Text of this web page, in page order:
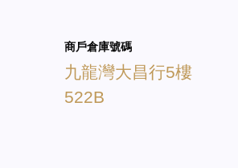
商戶倉庫號碼
九龍灣大昌行5樓
522B